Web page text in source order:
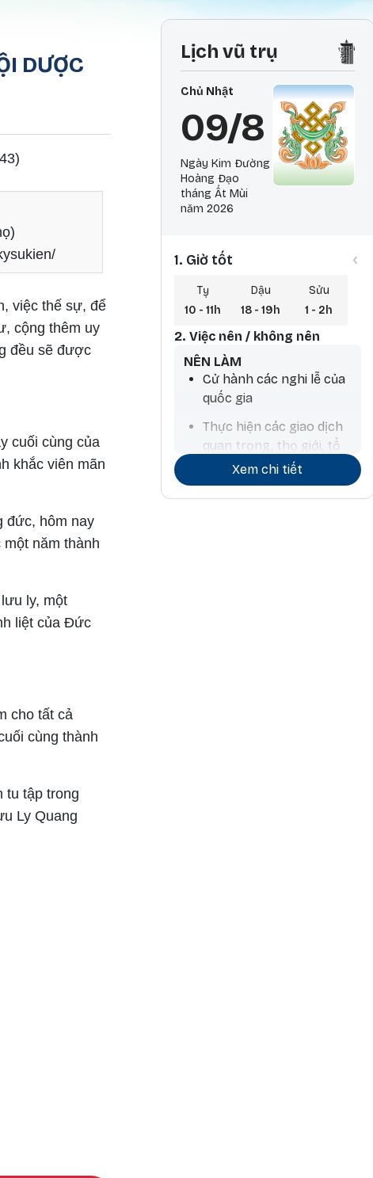
DƯỢC
việc thế sự, để
cộng thêm uy
đều sẽ được
cuối cùng của
khắc viên mãn
đức, hôm nay
năm thành
ly, một
liệt của Đức
cho tất cả
cùng thành
tu tập trong
Ly Quang
Lịch vũ trụ
Chủ Nhật
09/8
Ngày Kim Đường
Hoàng Đạo
tháng Ất Mùi
năm 2026
1. Giờ tốt ‹
Tỵ
10 - 11h
Dậu
18 - 19h
Sửu
1 - 2h
2. Việc nên / không nên
NÊN LÀM
Cử hành các nghi lễ của
quốc gia
Thực hiện các giao dịch
quan trọng, thọ giới, tổ
chức các lễ hội, hoạt
động nghệ thuật, đồ
trang sức, sinh con trai
Xem chi tiết